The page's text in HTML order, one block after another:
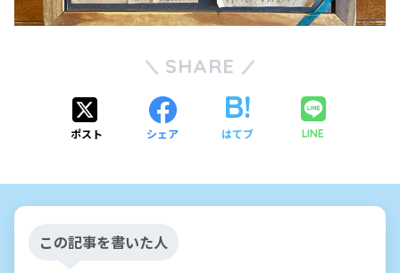
SHARE
ポスト シェア はてブ LINE
この記事を書いた人